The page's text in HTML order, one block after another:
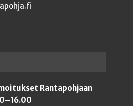
Rantapohjaan